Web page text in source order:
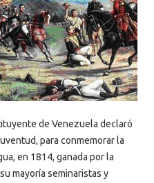
de Venezuela declaró
para conmemorar la
en 1814, ganada por la
mayoría seminaristas y